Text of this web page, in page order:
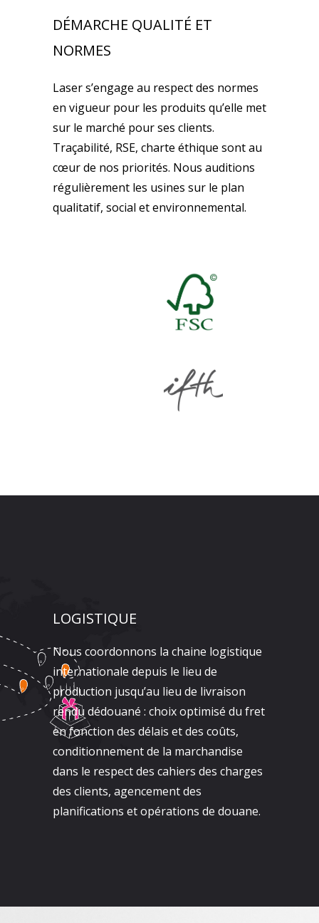
DÉMARCHE QUALITÉ ET
NORMES
Laser s’engage au respect des normes
en vigueur pour les produits qu’elle met
sur le marché pour ses clients.
Traçabilité, RSE, charte éthique sont au
cœur de nos priorités. Nous auditions
régulièrement les usines sur le plan
qualitatif, social et environnemental.
LOGISTIQUE
Nous coordonnons la chaine logistique
internationale depuis le lieu de
production jusqu’au lieu de livraison
rendu dédouané : choix optimisé du fret
en fonction des délais et des coûts,
conditionnement de la marchandise
dans le respect des cahiers des charges
des clients, agencement des
planifications et opérations de douane.